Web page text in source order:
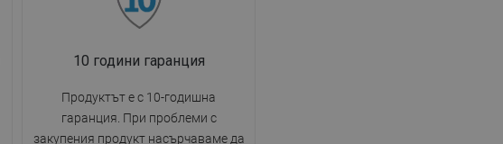
10 години гаранция
Продуктът е с 10-годишна
гаранция. При проблеми с
закупения продукт насърчаваме да